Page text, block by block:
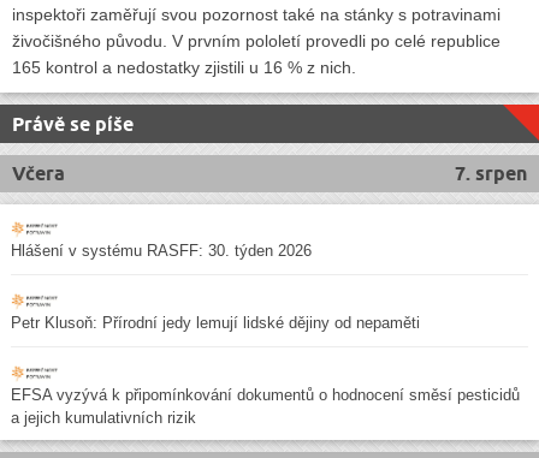
inspektoři zaměřují svou pozornost také na stánky s potravinami
živočišného původu. V prvním pololetí provedli po celé republice
165 kontrol a nedostatky zjistili u 16 % z nich.
Právě se píše
7. srpen
Včera
Hlášení v systému RASFF: 30. týden 2026
Petr Klusoň: Přírodní jedy lemují lidské dějiny od nepaměti
EFSA vyzývá k připomínkování dokumentů o hodnocení směsí pesticidů
a jejich kumulativních rizik